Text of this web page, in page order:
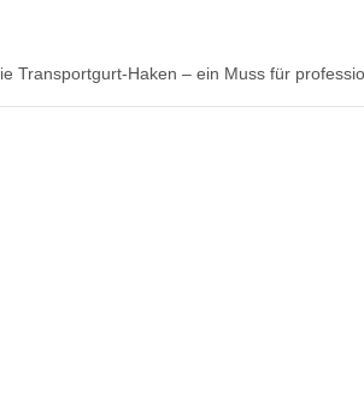
Transportgurt-Haken – ein Muss für